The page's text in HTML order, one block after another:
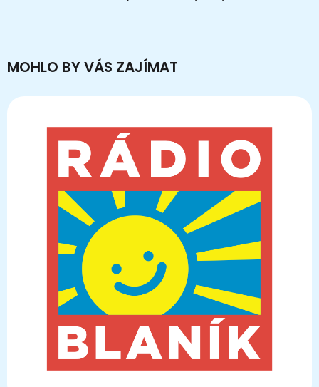
MOHLO BY VÁS ZAJÍMAT